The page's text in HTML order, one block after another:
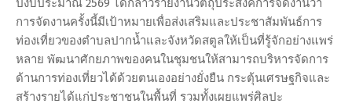
ปีงบประมาณ 2569 ได้กล่าวรายงานวัตถุประสงค์การจัดงานว่า
การจัดงานครั้งนี้มีเป้าหมายเพื่อส่งเสริมและประชาสัมพันธ์การ
ท่องเที่ยวของตำบลปากน้ำและจังหวัดสตูลให้เป็นที่รู้จักอย่างแพร่
หลาย พัฒนาศักยภาพของคนในชุมชนให้สามารถบริหารจัดการ
ด้านการท่องเที่ยวได้ด้วยตนเองอย่างยั่งยืน กระตุ้นเศรษฐกิจและ
สร้างรายได้แก่ประชาชนในพื้นที่ รวมทั้งเผยแพร่ศิลปะ